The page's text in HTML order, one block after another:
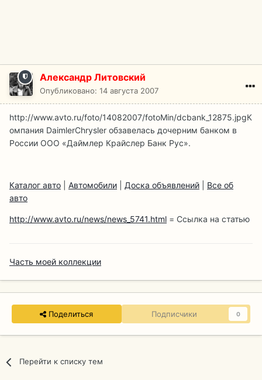
Александр Литовский
Опубликовано: 14 августа 2007
http://www.avto.ru/foto/14082007/fotoMin/dcbank_12875.jpgК
омпания DaimlerChrysler обзавелась дочерним банком в
России ООО «Даймлер Крайслер Банк Рус».
Каталог авто Автомобили Доска объявлений
Все об
авто
http://www.avto.ru/news/news_5741.html = Ссылка на статью
Часть моей коллекции
Поделиться Подписчики 0
Перейти к списку тем